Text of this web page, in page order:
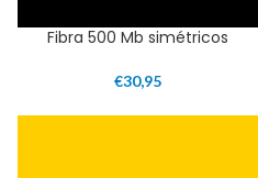
Fibra 500 Mb simétricos
€30,95